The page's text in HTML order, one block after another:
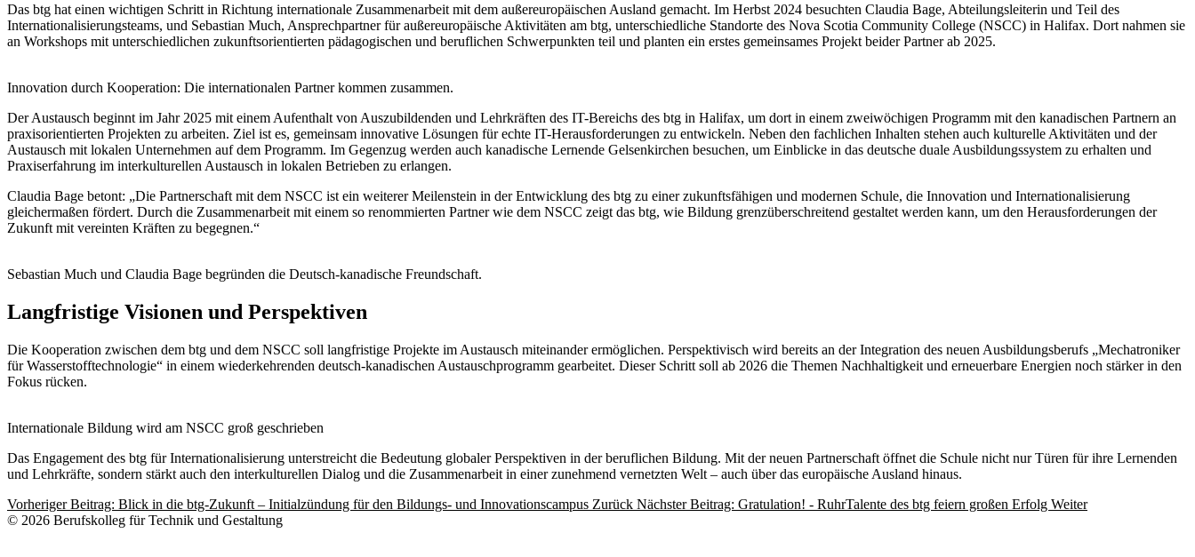
Das btg hat einen wichtigen Schritt in Richtung internationale Zusammenarbeit mit dem außereuropäischen Ausland gemacht. Im Herbst 2024 besuchten Claudia Bage, Abteilungsleiterin und Teil des
Internationalisierungsteams, und Sebastian Much, Ansprechpartner für außereuropäische Aktivitäten am btg, unterschiedliche Standorte des Nova Scotia Community College (NSCC) in Halifax. Dort nahmen sie
an Workshops mit unterschiedlichen zukunftsorientierten pädagogischen und beruflichen Schwerpunkten teil und planten ein erstes gemeinsames Projekt beider Partner ab 2025.
Innovation durch Kooperation: Die internationalen Partner kommen zusammen.
Der Austausch beginnt im Jahr 2025 mit einem Aufenthalt von Auszubildenden und Lehrkräften des IT-Bereichs des btg in Halifax, um dort in einem zweiwöchigen Programm mit den kanadischen Partnern an
praxisorientierten Projekten zu arbeiten. Ziel ist es, gemeinsam innovative Lösungen für echte IT-Herausforderungen zu entwickeln. Neben den fachlichen Inhalten stehen auch kulturelle Aktivitäten und der
Austausch mit lokalen Unternehmen auf dem Programm. Im Gegenzug werden auch kanadische Lernende Gelsenkirchen besuchen, um Einblicke in das deutsche duale Ausbildungssystem zu erhalten und
Praxiserfahrung im interkulturellen Austausch in lokalen Betrieben zu erlangen.
Claudia Bage betont: „Die Partnerschaft mit dem NSCC ist ein weiterer Meilenstein in der Entwicklung des btg zu einer zukunftsfähigen und modernen Schule, die Innovation und Internationalisierung
gleichermaßen fördert. Durch die Zusammenarbeit mit einem so renommierten Partner wie dem NSCC zeigt das btg, wie Bildung grenzüberschreitend gestaltet werden kann, um den Herausforderungen der
Zukunft mit vereinten Kräften zu begegnen.“
Sebastian Much und Claudia Bage begründen die Deutsch-kanadische Freundschaft.
Langfristige Visionen und Perspektiven
Die Kooperation zwischen dem btg und dem NSCC soll langfristige Projekte im Austausch miteinander ermöglichen. Perspektivisch wird bereits an der Integration des neuen Ausbildungsberufs „Mechatroniker
für Wasserstofftechnologie“ in einem wiederkehrenden deutsch-kanadischen Austauschprogramm gearbeitet. Dieser Schritt soll ab 2026 die Themen Nachhaltigkeit und erneuerbare Energien noch stärker in den
Fokus rücken.
Internationale Bildung wird am NSCC groß geschrieben
Das Engagement des btg für Internationalisierung unterstreicht die Bedeutung globaler Perspektiven in der beruflichen Bildung. Mit der neuen Partnerschaft öffnet die Schule nicht nur Türen für ihre Lernenden
und Lehrkräfte, sondern stärkt auch den interkulturellen Dialog und die Zusammenarbeit in einer zunehmend vernetzten Welt – auch über das europäische Ausland hinaus.
Vorheriger Beitrag: Blick in die btg-Zukunft – Initialzündung für den Bildungs- und Innovationscampus Zurück Nächster Beitrag: Gratulation! - RuhrTalente des btg feiern großen Erfolg Weiter
© 2026 Berufskolleg für Technik und Gestaltung